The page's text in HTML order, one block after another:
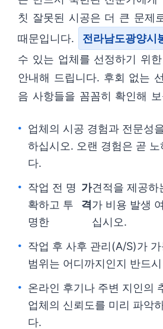
칫 잘못된 시공은 더 큰 문제
때문입니다.
전라남도광양시
수 있는 업체를 선정하기 위
안내해 드립니다. 후회 없는
음 사항들을 꼼꼼히 확인해
업체의 시공 경험과 전문성
하십시오. 오랜 경험은 곧 노
다.
작업 전 명
확하고 투
명한
가
격
견적을 제공하
가 비용 발생
십시오.
작업 후 사후 관리(A/S)가
범위는 어디까지인지 반드
온라인 후기나 주변 지인의
업체의 신뢰도를 미리 파악
다.